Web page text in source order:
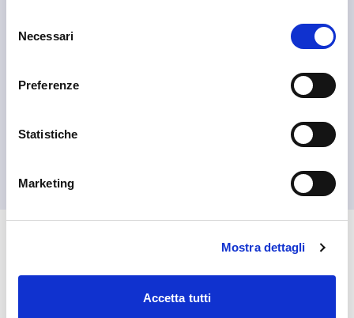
delNecessari
Preferenze
Statistiche
Marketing
Mostra dettagli
Accetta tutti
Livigno
🏘️ Scopri il comune di
Livigno